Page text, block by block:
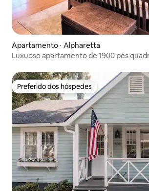
Apartamento ⋅ Alpharetta
Luxuoso apartamento de 1900 pés
Preferido dos hóspedes
Preferido dos hóspedes